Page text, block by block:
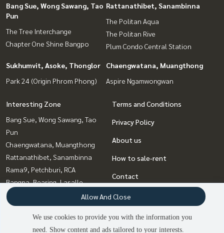
Bang Sue, Wong Sawang, Tao
Pun
The Tree Interchange
Chapter One Shine Bangpo
Rattanathibet, Sanambinna
The Politan Aqua
The Politan Rive
Plum Condo Central Station
Sukhumvit, Asoke, Thonglor
Park 24 (Origin Phrom Phong)
Chaengwatana, Muangthong
Aspire Ngamwongwan
Interesting Zone
Bang Sue, Wong Sawang, Tao
Pun
Chaengwatana, Muangthong
Rattanathibet, Sanambinna
Rama9, Petchburi, RCA
Bangna, Bearing, Lasalle
Witthayu, Chidlom, Langsuan,
Ploenchit
Ladprao, Central Ladprao
Terms and Conditions
Privacy Policy
About us
How to sale-rent
Contact
We use cookies to provide you with the information you
need. Show content and ads tailored to your interests.
Allow And Close